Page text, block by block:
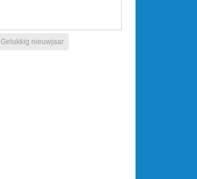
Gelukkig nieuwjaar